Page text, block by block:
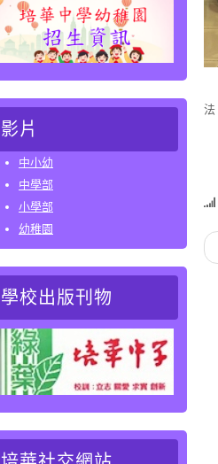
影片
中小幼
中學部
小學部
幼稚園
學校出版刊物
法